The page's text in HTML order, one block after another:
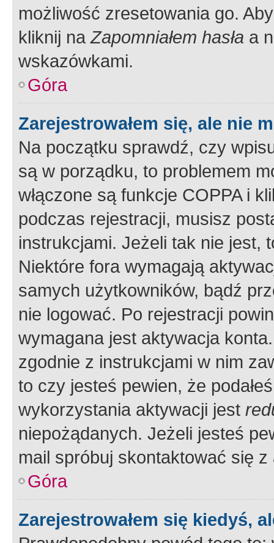
możliwość zresetowania go.
kliknij naZapomniałem hasła a
wskazówkami.
Góra
Zarejestrowałem się, ale nie
Na początku sprawdź, czy
są w porządku, to problemem
włączone są funkcje COPPA i
podczas rejestracji, musisz
instrukcjami. Jeżeli tak nie jest,
Niektóre fora wymagają
samych użytkowników, bądź
nie logować. Po rejestracji
wymagana jest aktywacja
zgodnie z instrukcjami w nim
to czy jesteś pewien, że
wykorzystania aktywacji jest
niepożądanych. Jeżeli jesteś
mail spróbuj skontaktować się
Góra
Zarejestrowałem się kiedyś,